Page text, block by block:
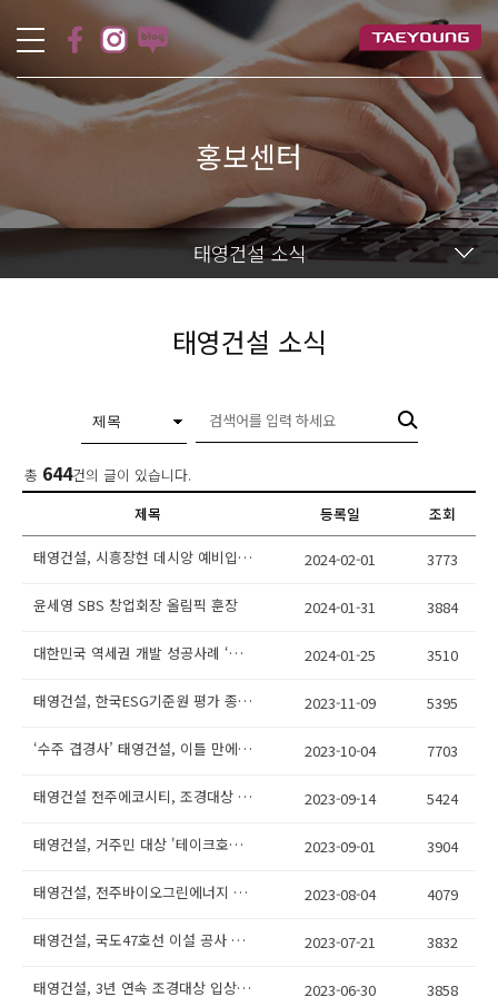
홍보센터
태영건설 소식
태영건설 소식
총 644건의 글이 있습니다.
제목
등록일 조회
태영건설, 시흥장현 데시앙 예비입주자로부터 감사패 전달받아 2024-02-01 3773
윤세영 SBS 창업회장 올림픽 훈장 2024-01-31 3884
대한민국 역세권 개발 성공사례 ‘광명역세권’중심부에서 또 한번의 성공 기대 2024-01-25 3510
태영건설, 한국ESG기준원 평가 종합 A등급으로 상승 2023-11-09 5395
‘수주 겹경사’ 태영건설, 이틀 만에 1조3000억원 사업성과 2023-10-04 7703
태영건설 전주에코시티, 조경대상 국무총리상 수상…3년 연속 입상 2023-09-14 5424
태영건설, 거주민 대상 '테이크호텔' 이벤트 실시 2023-09-01 3904
태영건설, 전주바이오그린에너지 연료전지발전소 공사 수주 2023-08-04 4079
태영건설, 국도47호선 이설 공사 실시설계 2023-07-21 3832
태영건설, 3년 연속 조경대상 입상… ‘전주에코시티’ 국무총리상 받아 2023-06-30 3858